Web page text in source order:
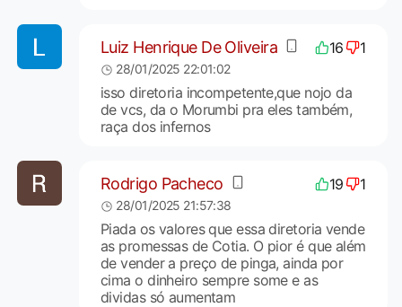
Luiz Henrique De Oliveira 16 1
28/01/2025 22:01:02
isso diretoria incompetente,que nojo da
de vcs, da o Morumbi pra eles também,
raça dos infernos
Rodrigo Pacheco 19 1
28/01/2025 21:57:38
Piada os valores que essa diretoria vende
as promessas de Cotia. O pior é que além
de vender a preço de pinga, ainda por
cima o dinheiro sempre some e as
dividas só aumentam